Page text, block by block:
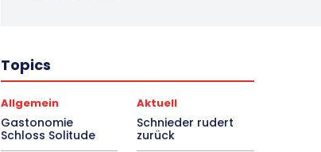
Topics
Allgemein
Gastonomie
Schloss Solitude
Aktuell
Schnieder rudert
zurück